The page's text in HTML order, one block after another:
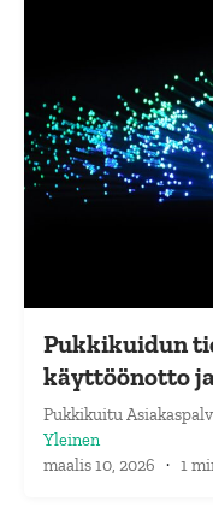
Pukkikuidun
käyttöönotto
Pukkikuitu
Yleinen
maalis 10, 2026 · 1